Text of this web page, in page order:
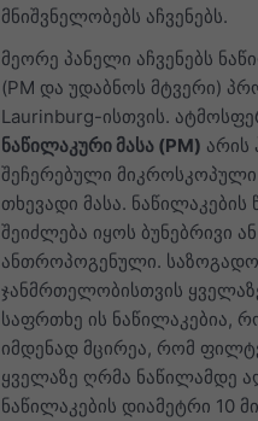
მნიშვნელობებს აჩვენებს.
მეორე პანელი აჩვენებს
(PM და უდაბნოს მტვერი)
Laurinburg-ისთვის.
ნაწილაკური მასა (PM) არის
შეჩერებული მიკროსკოპული
თხევადი მასა. ნაწილაკების
შეიძლება იყოს ბუნებრივი ან
ანთროპოგენული.
ჯანმრთელობისთვის
საფრთხე ის ნაწილაკებია,
იმდენად მცირეა, რომ
ყველაზე ღრმა ნაწილამდე
ნაწილაკების დიამეტრი 10